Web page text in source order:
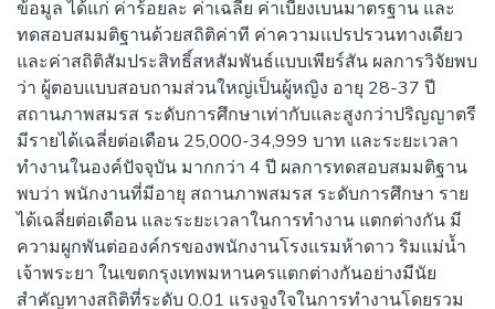
ข้อมูล ได้แก่ ค่าร้อยละ ค่าเฉลี่ย ค่าเบี่ยงเบนมาตรฐาน และ
ทดสอบสมมติฐานด้วยสถิติค่าที ค่าความแปรปรวนทางเดียว
และค่าสถิติสัมประสิทธิ์สหสัมพันธ์แบบเพียร์สัน ผลการวิจัยพบ
ว่า ผู้ตอบแบบสอบถามส่วนใหญ่เป็นผู้หญิง อายุ 28-37 ปี
สถานภาพสมรส ระดับการศึกษาเท่ากับและสูงกว่าปริญญาตรี
มีรายได้เฉลี่ยต่อเดือน 25,000-34,999 บาท และระยะเวลา
ทำงานในองค์ปัจจุบัน มากกว่า 4 ปี ผลการทดสอบสมมติฐาน
พบว่า พนักงานที่มีอายุ สถานภาพสมรส ระดับการศึกษา ราย
ได้เฉลี่ยต่อเดือน และระยะเวลาในการทำงาน แตกต่างกัน มี
ความผูกพันต่อองค์กรของพนักงานโรงแรมห้าดาว ริมแม่น้ำ
เจ้าพระยา ในเขตกรุงเทพมหานครแตกต่างกันอย่างมีนัย
สำคัญทางสถิติที่ระดับ 0.01 แรงจูงใจในการทำงานโดยรวม